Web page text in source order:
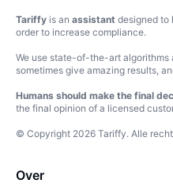
Tariffy is an assistant designed to
order to increase compliance.
We use state-of-the-art algorithms
sometimes give amazing results,
Humans should make the final
the final opinion of a licensed
© Copyright 2026 Tariffy. Alle
Over